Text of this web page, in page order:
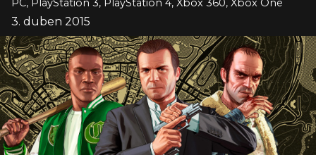
PC, PlayStation 3, PlayStation 4, Xbox 360, Xbox One
3. duben 2015